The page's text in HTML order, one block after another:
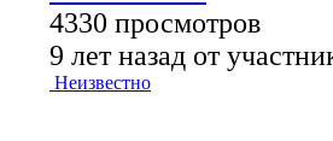
4330 просмотров
9 лет назад от
Неизвестно